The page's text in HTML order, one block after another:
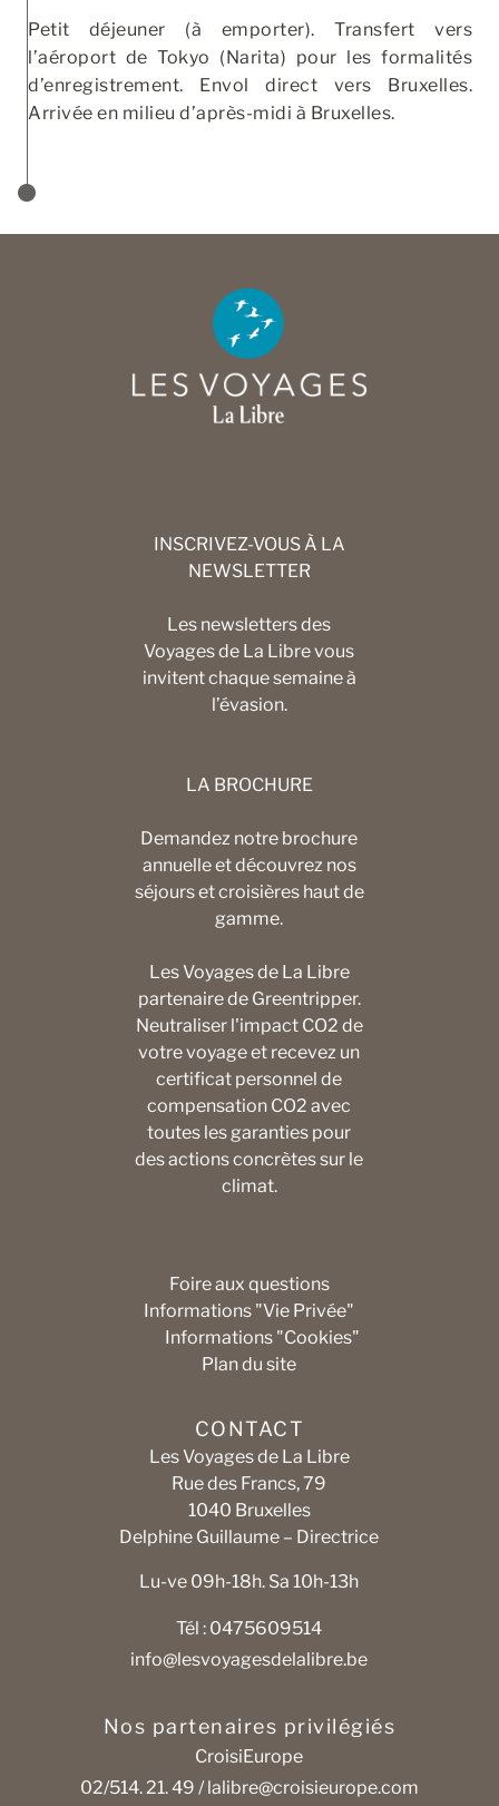
Petit déjeuner (à emporter). Transfert vers
l’aéroport de Tokyo (Narita) pour les formalités
d’enregistrement. Envol direct vers Bruxelles.
Arrivée en milieu d’après-midi à Bruxelles.
CONTACT
Les Voyages de La Libre
Rue des Francs, 79
1040 Bruxelles
Delphine Guillaume – Directrice
Lu-ve 09h-18h. Sa 10h-13h
Tél : 0475609514
info@lesvoyagesdelalibre.be
Nos partenaires privilégiés
CroisiEurope
02/514. 21. 49 / lalibre@croisieurope.com
INSCRIVEZ-VOUS À LA
NEWSLETTER
Les newsletters des
Voyages de La Libre vous
invitent chaque semaine à
l’évasion.
LA BROCHURE
Demandez notre brochure
annuelle et découvrez nos
séjours et croisières haut de
gamme.
Les Voyages de La Libre
partenaire de Greentripper.
Neutraliser l'impact CO2 de
votre voyage et recevez un
certificat personnel de
compensation CO2 avec
toutes les garanties pour
des actions concrètes sur le
climat.
Foire aux questions
Informations "Vie Privée"
Informations "Cookies"
Plan du site